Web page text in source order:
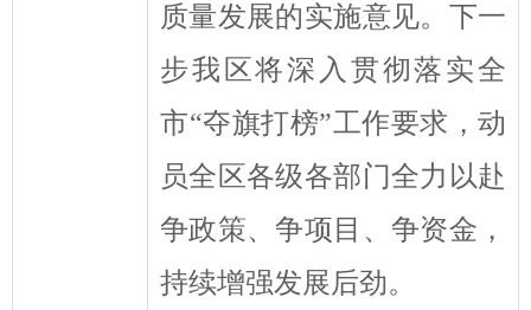
质量发展的实施意见。 下一
步我区将深入贯彻落实全
市“夺旗打榜”工作要求，动
员全区各级各部门全力以赴
争政策、争项目、争资金，
持续增强发展后劲。